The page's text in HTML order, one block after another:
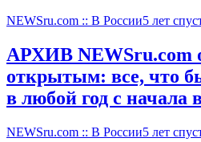
NEWSru.com :: В России5 лет
АРХИВ NEWSru.com
открытым: все, что
в любой год с начала
NEWSru.com :: В России5 лет